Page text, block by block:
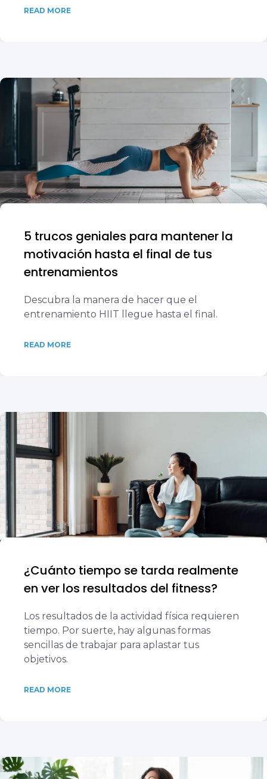
READ MORE
5 trucos geniales para mantener la
motivación hasta el final de tus
entrenamientos
Descubra la manera de hacer que el
entrenamiento HIIT llegue hasta el final.
READ MORE
¿Cuánto tiempo se tarda realmente
en ver los resultados del fitness?
Los resultados de la actividad física requieren
tiempo. Por suerte, hay algunas formas
sencillas de trabajar para aplastar tus
objetivos.
READ MORE